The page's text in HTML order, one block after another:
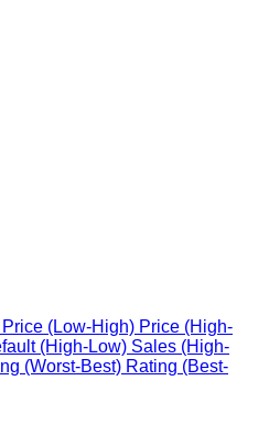
Price (Low-High) Price (High-
(High-Low) Sales (High-
(Worst-Best) Rating (Best-